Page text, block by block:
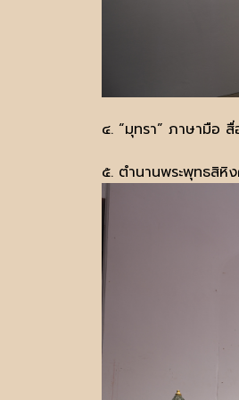
๔. “มุทรา” ภาษามือ สื่
๕. ตำนานพระพุทธสิหิ